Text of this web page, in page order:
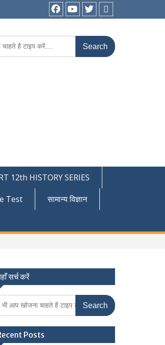
facebookyoutubeTwitterWhatsApp
12th HISTORY SERIES
Test
सामान्य विज्ञान
सर्च करें
Posts